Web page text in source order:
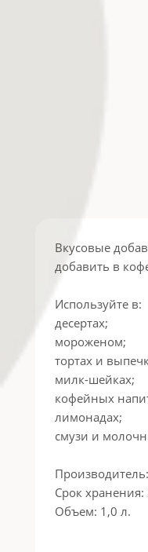
Вкусовые
добавить в
Используйте в:
десертах;
мороженом;
тортах и
милк-шейках;
кофейных
лимонадах;
смузи и
Срок хранения:
Объем: 1,0 л.